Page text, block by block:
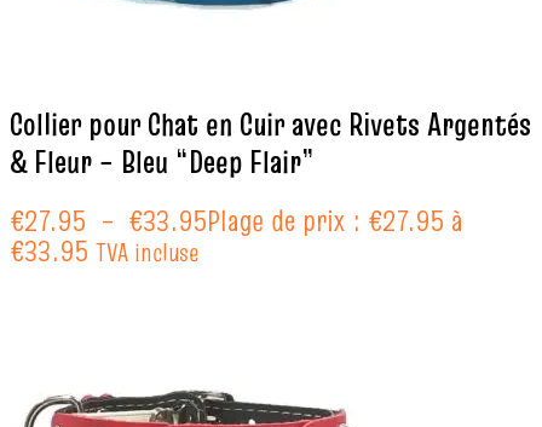
Collier pour Chat en Cuir avec Rivets Argentés
& Fleur – Bleu “Deep Flair”
€27.95 – €33.95Plage de prix : €27.95 à
€33.95 TVA incluse